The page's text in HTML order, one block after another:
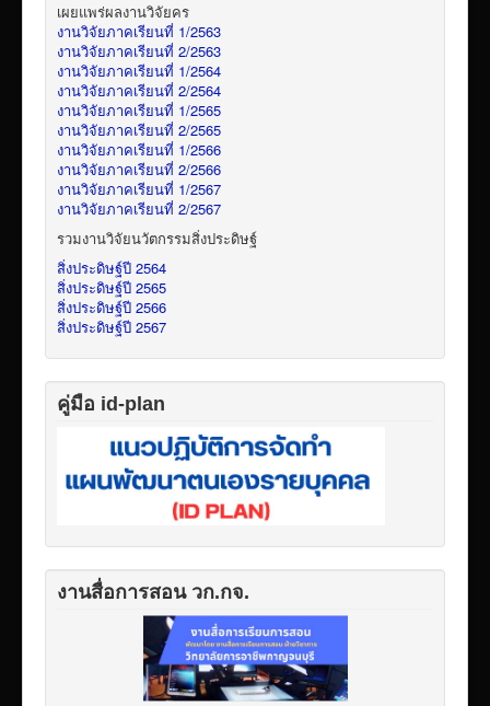
เผยแพร่ผลงานวิจัยคร
งานวิจัยภาคเรียนที่ 1/2563
งานวิจัยภาคเรียนที่ 2/2563
งานวิจัยภาคเรียนที่ 1/2564
งานวิจัยภาคเรียนที่ 2/2564
งานวิจัยภาคเรียนที่ 1/2565
งานวิจัยภาคเรียนที่ 2/2565
งานวิจัยภาคเรียนที่ 1/2566
งานวิจัยภาคเรียนที่ 2/2566
งานวิจัยภาคเรียนที่ 1/2567
งานวิจัยภาคเรียนที่ 2/2567
รวมงานวิจัยนวัตกรรมสิ่งประดิษฐ์
สิ่งประดิษฐ์ปี 2564
สิ่งประดิษฐ์ปี 2565
สิ่งประดิษฐ์ปี 2566
สิ่งประดิษฐ์ปี 2567
คู่มือ id-plan
งานสื่อการสอน วก.กจ.